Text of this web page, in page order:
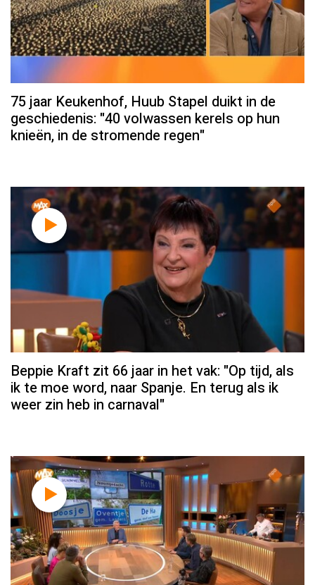
75 jaar Keukenhof, Huub Stapel duikt in de
geschiedenis: "40 volwassen kerels op hun
knieën, in de stromende regen"
Beppie Kraft zit 66 jaar in het vak: "Op tijd, als
ik te moe word, naar Spanje. En terug als ik
weer zin heb in carnaval"